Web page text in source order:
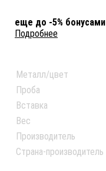
еще до -5% бонусами
Подробнее
Металл/цвет
Проба
Вставка
Вес
Производитель
Страна-производитель